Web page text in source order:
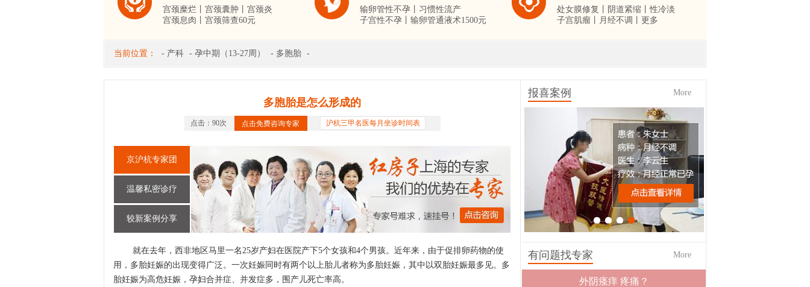
宫颈糜烂丨 宫颈囊肿丨 宫颈炎
宫颈息肉丨 宫颈筛查60元
输卵管性不孕丨 习惯性流产
子宫性不孕丨 输卵管通液术1500元
处女膜修复丨 阴道紧缩丨性冷淡
子宫肌瘤丨
月经不调丨 更多
当前位置： - 产科 - 孕中期（13-27周） - 多胞胎 -
多胞胎是怎么形成的
点击：90次 点击免费咨询专家 沪杭三甲名医每月坐诊时间表
京沪杭专家团
温馨私密诊疗
较新案例分享
就在去年，西非地区马里一名25岁产妇在医院产下5个女孩和4个男孩。近年来，由于促排卵药物的使
用，多胎妊娠的出现变得广泛。一次妊娠同时有两个以上胎儿者称为多胎妊娠，其中以双胎妊娠最多见。多
胎妊娠为高危妊娠，孕妇合并症、并发症多，围产儿死亡率高。
报喜案例 More
1 2 3 4
有问题找专家 More
外阴瘙痒 疼痛？